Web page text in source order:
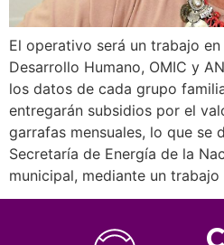
El operativo será un trabajo
Desarrollo Humano, OMIC y
los datos de cada grupo
entregarán subsidios por el
garrafas mensuales, lo que se
Secretaría de Energía de la
municipal, mediante un